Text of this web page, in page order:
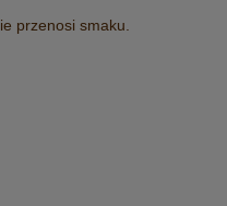
przenosi smaku.